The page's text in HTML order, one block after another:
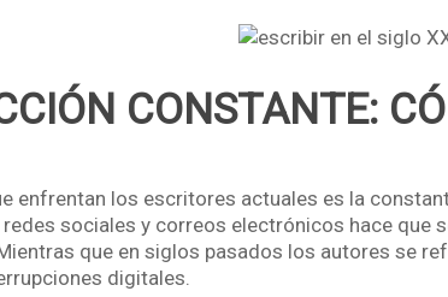
CONSTANTE:
enfrentan los escritores actuales es la
sociales y correos electrónicos hace que
que en siglos pasados los autores se
digitales.